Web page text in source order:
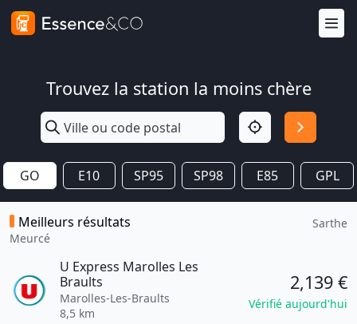
Trouvez la station la moins chère
GO E10 SP95 SP98 E85 GPL
Meilleurs résultats
Meurcé
Sarthe
U Express Marolles Les
Braults
Marolles-Les-Braults
8,5 km
2,139 €
Vérifié aujourd'hui